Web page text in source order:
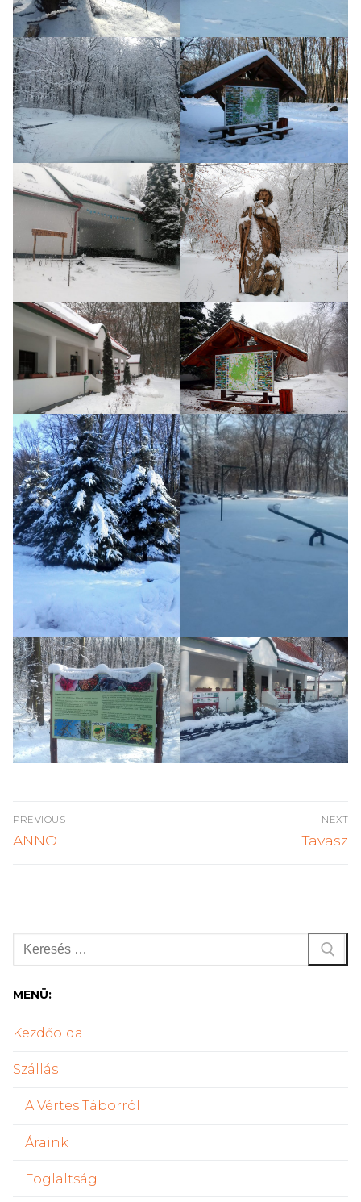
Bejegyzés
navigáció
PREVIOUS
Previous
ANNO
NEXT
Next
Tavasz
Keresése:
MENÜ:
Kezdőoldal
Szállás
A Vértes Táborról
Áraink
Foglaltság